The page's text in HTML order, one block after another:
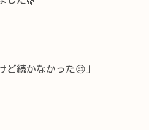
ど続かなかった😢」